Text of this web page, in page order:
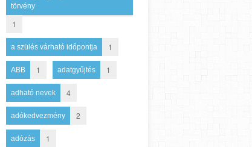
törvény
1
a szülés várható időpontja 1
ABB 1 adatgyűjtés 1
adható nevek 4
adókedvezmény 2
adózás 1